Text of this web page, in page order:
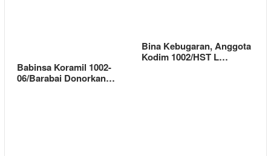
Babinsa Koramil 1002-
06/Barabai Donorkan…
Bina Kebugaran, Anggota
Kodim 1002/HST L…